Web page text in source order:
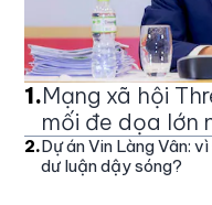
1.Mạng xã hội
mối đe dọa lớn
2.Dự án Vin Làng Vân:
dư luận dậy sóng?